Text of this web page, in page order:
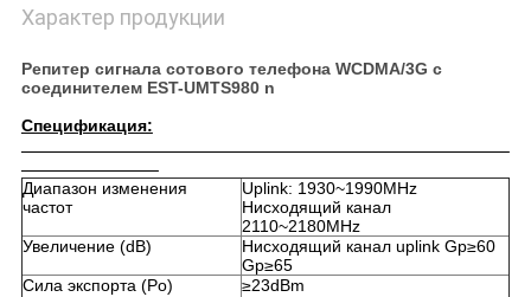
Характер продукции
Репитер сигнала сотового телефона WCDMA/3G с
соединителем EST-UMTS980 n
Спецификация:
Диапазон изменения
частот
Uplink: 1930~1990MHz
Нисходящий канал
2110~2180MHz
Увеличение (dB)
Нисходящий канал uplink Gp≥60
Gp≥65
Сила экспорта (Po)
≥23dBm